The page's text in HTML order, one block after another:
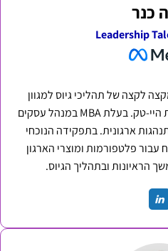
כנר
Leadership
מקצה לקצה של תהליכי גיוס למגוון
תפקידים טכנולוגיים עבור חברות היי-טק. בעלת MBA במנהל עסקים
ארגונית. בתפקידה הנוכחי
פלטפורמות ומוצרי הארגון
הראיונות ובתהליך הגיוס.